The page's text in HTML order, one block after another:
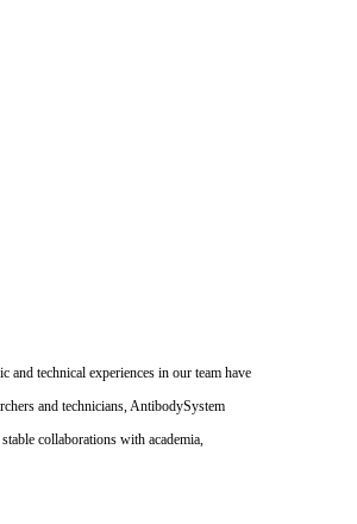
technical experiences in our team have
and technicians, AntibodySystem
collaborations with academia,